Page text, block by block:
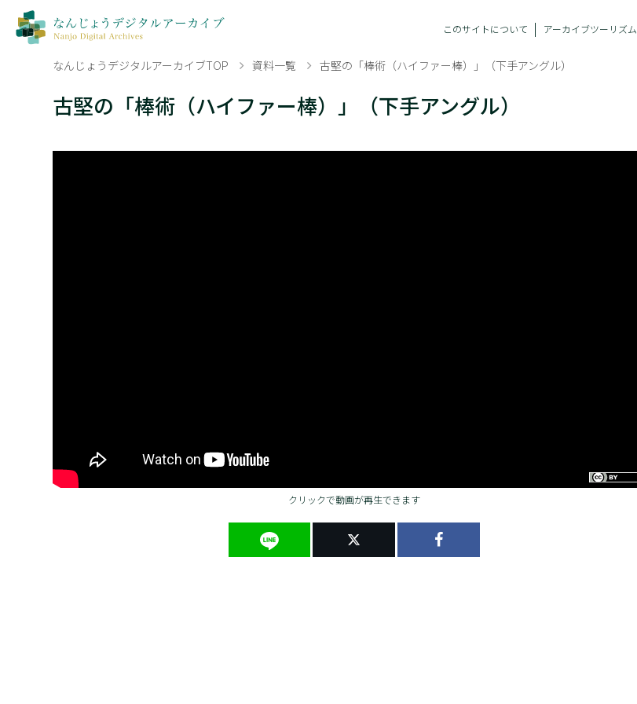
このサイトについて アーカイブツーリズム
なんじょうデジタルアーカイブTOP 資料一覧 古堅の「棒術（ハイファー棒）」（下手アングル）
古堅の「棒術（ハイファー棒）」（下手アングル）
クリックで動画が再生できます